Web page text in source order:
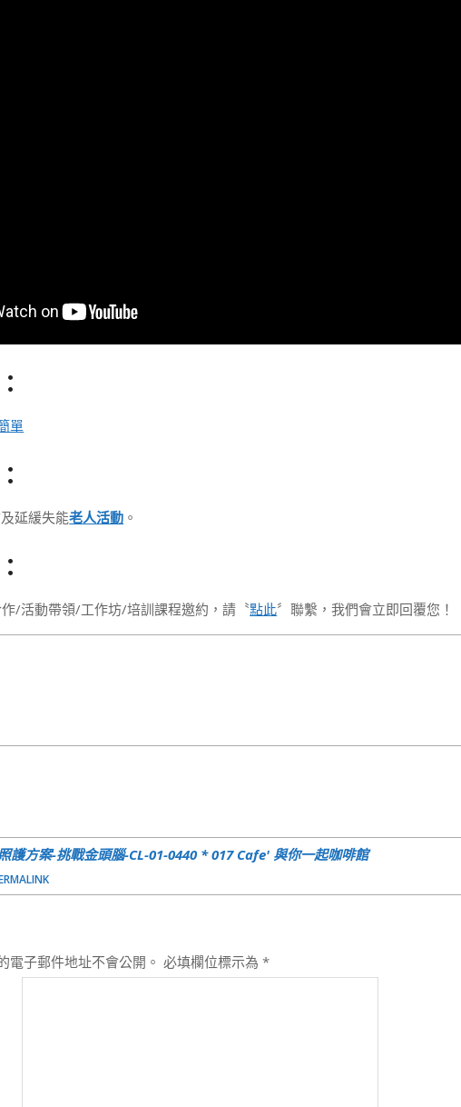
單
延緩失能老人活動 。
/活動帶領/工作坊/培訓課程邀約，請〝點此〞聯繫，我們會立即回覆您！
護方案-挑戰金頭腦-CL-01-0440 * 017 Cafe' 與你一起咖啡館
電子郵件地址不會公開。 必填欄位標示為*